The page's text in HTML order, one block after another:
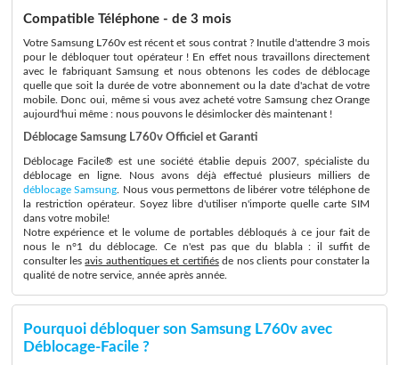
Compatible Téléphone - de 3 mois
Votre Samsung L760v est récent et sous contrat ? Inutile d'attendre 3 mois
pour le débloquer tout opérateur ! En effet nous travaillons directement
avec le fabriquant Samsung et nous obtenons les codes de déblocage
quelle que soit la durée de votre abonnement ou la date d'achat de votre
mobile. Donc oui, même si vous avez acheté votre Samsung chez Orange
aujourd'hui même : nous pouvons le désimlocker dès maintenant !
Déblocage Samsung L760v Officiel et Garanti
Déblocage Facile® est une société établie depuis 2007, spécialiste du
déblocage en ligne. Nous avons déjà effectué plusieurs milliers de
déblocage Samsung . Nous vous permettons de libérer votre téléphone de
la restriction opérateur. Soyez libre d'utiliser n'importe quelle carte SIM
dans votre mobile!
Notre expérience et le volume de portables débloqués à ce jour fait de
nous le n°1 du déblocage. Ce n'est pas que du blabla : il suffit de
consulter lesavis authentiques et certifiésde nos clients pour constater la
qualité de notre service, année après année.
Pourquoi débloquer son Samsung L760v avec
Déblocage-Facile ?